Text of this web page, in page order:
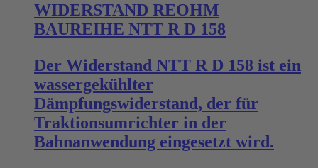
WIDERSTAND REOHM
BAUREIHE NTT R D 158
Der Widerstand NTT R D 158 ist ein
wassergekühlter
Dämpfungswiderstand, der für
Traktionsumrichter in der
Bahnanwendung eingesetzt wird.